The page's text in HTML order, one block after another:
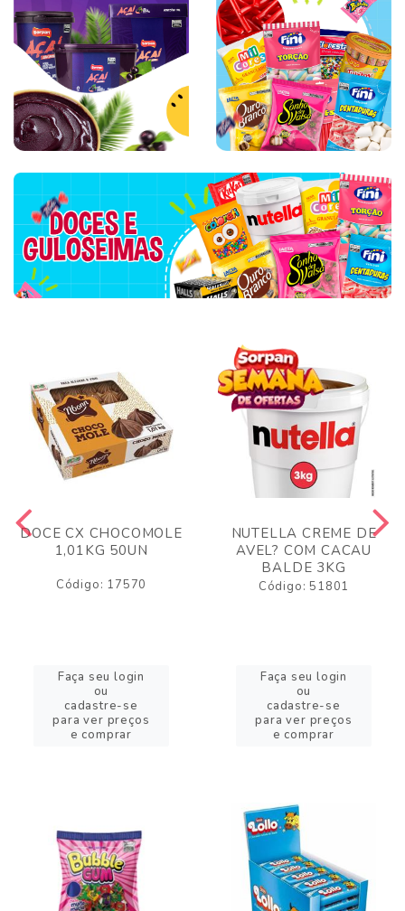
DOCE CX CHOCOMOLE
1,01KG 50UN
Código: 17570
Faça seu login
ou
cadastre-se
para ver preços
e comprar
NUTELLA CREME DE
AVEL? COM CACAU
BALDE 3KG
Código: 51801
Faça seu login
ou
cadastre-se
para ver preços
e comprar